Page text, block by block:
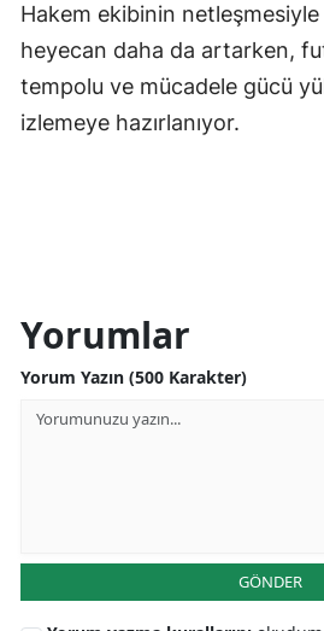
Hakem ekibinin
heyecan daha da artarken,
tempolu ve mücadele gücü
izlemeye hazırlanıyor.
Yorumlar
Yorum Yazın (500 Karakter)
GÖNDER